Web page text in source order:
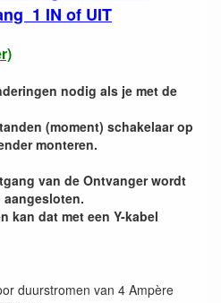
1 IN of UIT
nodig als je met de
(moment) schakelaar op
monteren.
van de Ontvanger wordt
aangesloten.
kan dat met een Y-kabel
duurstromen van 4 Ampère